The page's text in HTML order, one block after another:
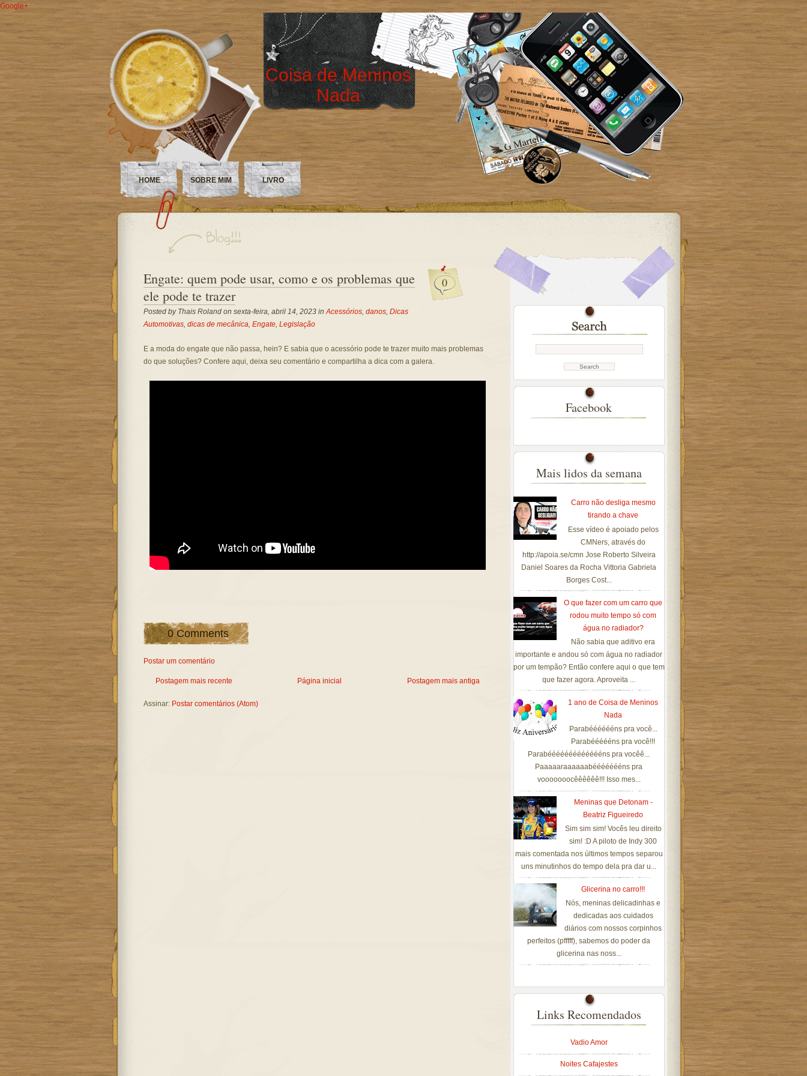
Google+
Coisa de Meninos
Nada
HOME SOBRE MIM LIVRO
0
Engate: quem pode usar, como e os problemas que
ele pode te trazer
Posted by Thais Rolandon sexta-feira, abril 14, 2023 inAcessórios, danos, Dicas
Automotivas, dicas de mecânica, Engate, Legislação
E a moda do engate que não passa, hein? E sabia que o acessório pode te trazer muito mais problemas
do que soluções? Confere aqui, deixa seu comentário e compartilha a dica com a galera.
0 Comments
Postar um comentário
Postagem mais recente Postagem mais antiga
Página inicial
Assinar: Postar comentários (Atom)
Facebook
Mais lidos da semana
Carro não desliga mesmo
tirando a chave
Esse vídeo é apoiado pelos
CMNers, através do
http://apoia.se/cmn Jose Roberto Silveira
Daniel Soares da Rocha Vittoria Gabriela
Borges Cost...
O que fazer com um carro que
rodou muito tempo só com
água no radiador?
Não sabia que aditivo era
importante e andou só com água no radiador
por um tempão? Então confere aqui o que tem
que fazer agora. Aproveita ...
1 ano de Coisa de Meninos
Nada
Parabééééééns pra você...
Parabéééééns pra você!!!
Parabéééééééééééééns pra vocêê...
Paaaaaraaaaaabéééééééns pra
vooooooocêêêêêê!!! Isso mes...
Meninas que Detonam -
Beatriz Figueiredo
Sim sim sim! Vocês leu direito
sim! :D A piloto de Indy 300
mais comentada nos últimos tempos separou
uns minutinhos do tempo dela pra dar u...
Glicerina no carro!!!
Nós, meninas delicadinhas e
dedicadas aos cuidados
diários com nossos corpinhos
perfeitos (pfffff), sabemos do poder da
glicerina nas noss...
Links Recomendados
Vadio Amor
Noites Cafajestes